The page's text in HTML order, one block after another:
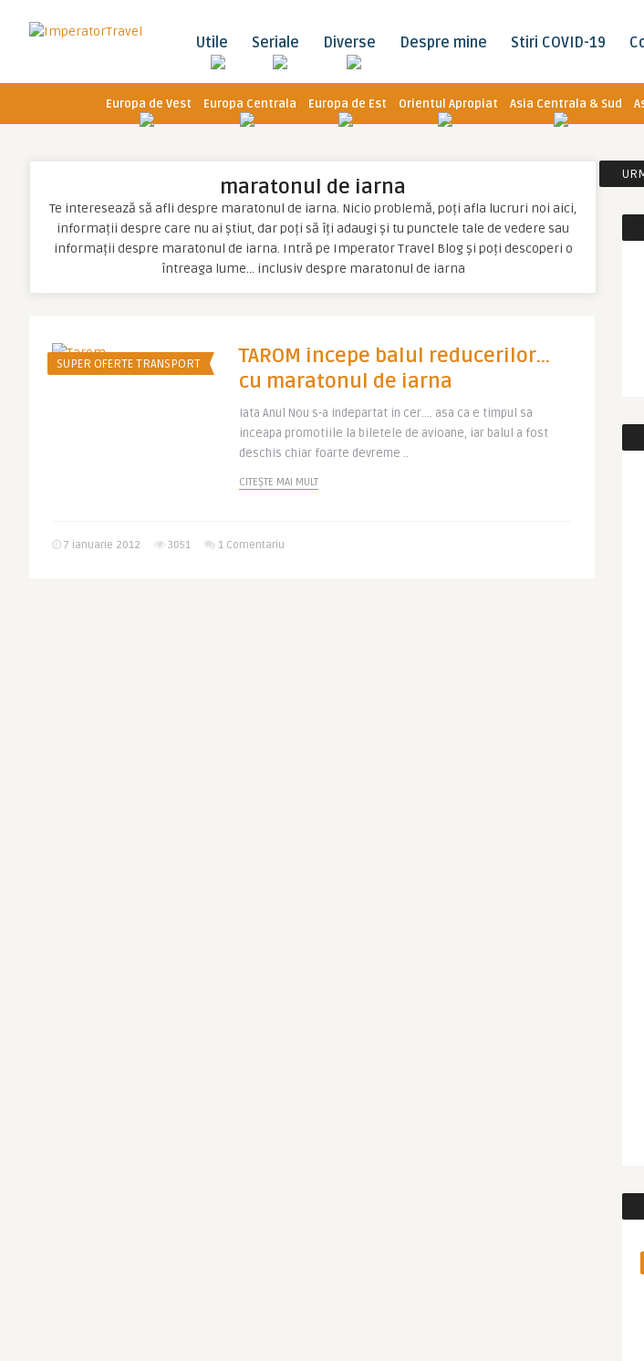
Utile Seriale Diverse Despre mine Stiri COVID-19
Europa de Vest Europa Centrala Europa de Est Orientul Apropiat Asia Centrala & Sud
maratonul de iarna
Te interesează să afli despre maratonul de iarna. Nicio problemă, poți afla lucruri noi aici,
informații despre care nu ai știut, dar poți să îți adaugi și tu punctele tale de vedere sau
informații despre maratonul de iarna. Intră pe Imperator Travel Blog și poți descoperi o
întreaga lume… inclusiv despre maratonul de iarna
SUPER OFERTE TRANSPORT
TAROM incepe balul reducerilor…
cu maratonul de iarna
Iata Anul Nou s-a indepartat in cer…. asa ca e timpul sa
inceapa promotiile la biletele de avioane, iar balul a fost
deschis chiar foarte devreme ..
CITEȘTE MAI MULT
7 ianuarie 2012 3051 1 Comentariu